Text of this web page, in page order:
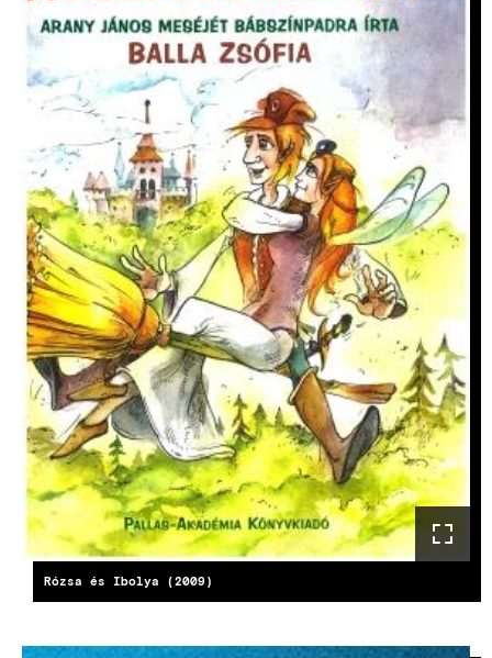
Rózsa és Ibolya (2009)